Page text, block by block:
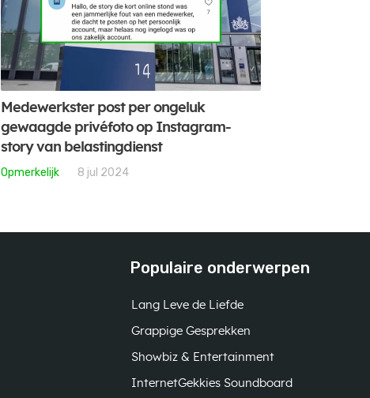
Medewerkster post per ongeluk
gewaagde privéfoto op Instagram-
story van belastingdienst
Opmerkelijk 8 jul 2024
Populaire onderwerpen
Lang Leve de Liefde
Grappige Gesprekken
Showbiz & Entertainment
InternetGekkies Soundboard